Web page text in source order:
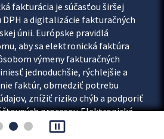
fakturácia je súčasťou širšej
a digitalizácie fakturačných
únii. Európske pravidlá
aby sa elektronická faktúra
výmeny fakturačných
jednoduchšie, rýchlejšie a
faktúr, obmedziť potrebu
znížiť riziko chýb a podporiť
procesov. Elektronická
pause_presentation